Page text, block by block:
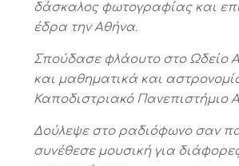
δάσκαλος φωτογραφίας και
έδρα την Αθήνα.
Σπούδασε φλάουτο στο Ωδείo
και μαθηματικά και
Καποδιστριακό Πανεπιστήμιο
Δούλεψε στο ραδιόφωνο σαν
συνέθεσε μουσική για